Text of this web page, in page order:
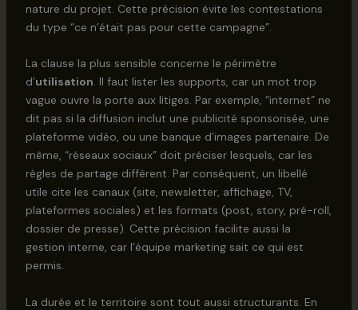
nature du projet. Cette précision évite les contestations
du type “ce n’était pas pour cette campagne”.
La clause la plus sensible concerne le périmètre
d’utilisation. Il faut lister les supports, car un mot trop
vague ouvre la porte aux litiges. Par exemple, “internet” ne
dit pas si la diffusion inclut une publicité sponsorisée, une
plateforme vidéo, ou une banque d’images partenaire. De
même, “réseaux sociaux” doit préciser lesquels, car les
règles de partage diffèrent. Par conséquent, un libellé
utile cite les canaux (site, newsletter, affichage, TV,
plateformes sociales) et les formats (post, story, pré-roll,
dossier de presse). Cette précision facilite aussi la
gestion interne, car l’équipe marketing sait ce qui est
permis.
La durée et le territoire sont tout aussi structurants. En